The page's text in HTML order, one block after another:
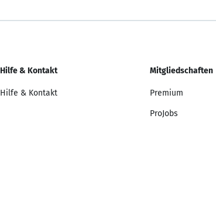
Hilfe & Kontakt
Hilfe & Kontakt
Mitgliedschaften
Premium
ProJobs